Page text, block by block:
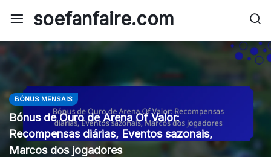
soefanfaire.com
BÓNUS MENSAIS
Bónus de Ouro de Arena Of Valor:
Recompensas diárias, Eventos sazonais,
Marcos dos jogadores